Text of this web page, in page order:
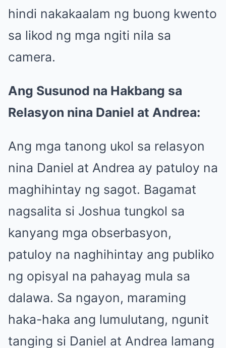
hindi nakakaalam ng buong kwento
sa likod ng mga ngiti nila sa
camera.
Ang Susunod na Hakbang sa
Relasyon nina Daniel at Andrea:
Ang mga tanong ukol sa relasyon
nina Daniel at Andrea ay patuloy na
maghihintay ng sagot. Bagamat
nagsalita si Joshua tungkol sa
kanyang mga obserbasyon,
patuloy na naghihintay ang publiko
ng opisyal na pahayag mula sa
dalawa. Sa ngayon, maraming
haka-haka ang lumulutang, ngunit
tanging si Daniel at Andrea lamang